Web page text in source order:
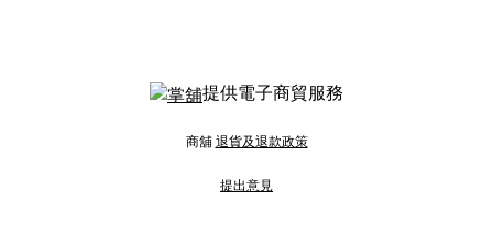
提供電子商貿服務
商舖 退貨及退款政策
提出意見